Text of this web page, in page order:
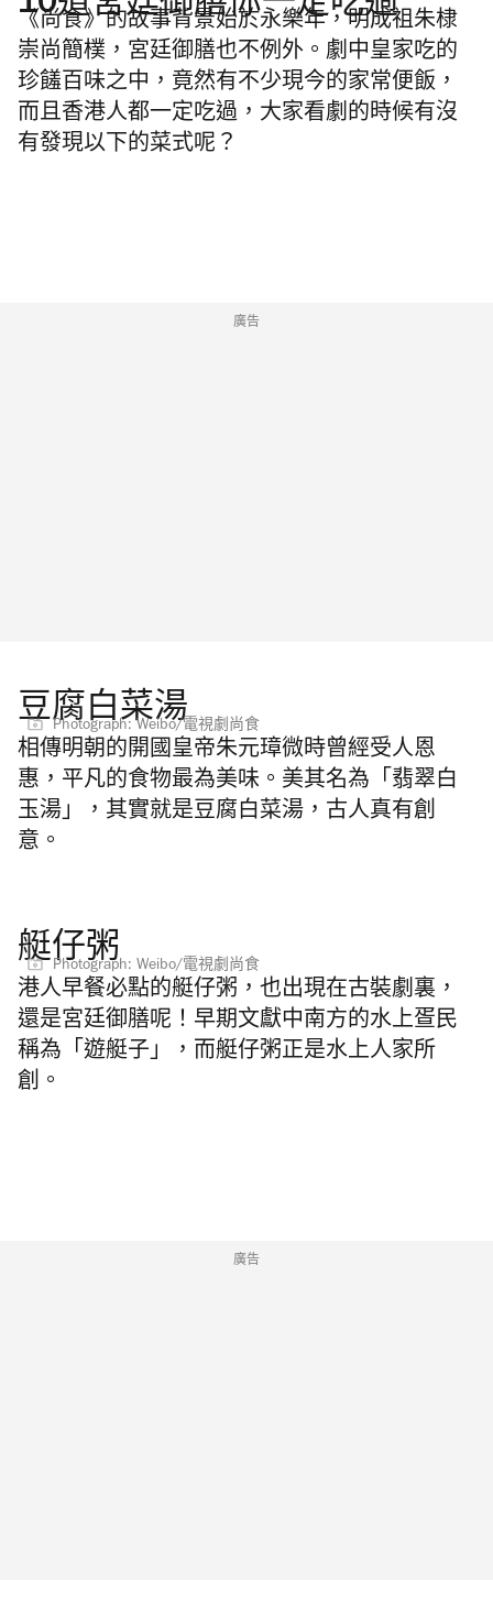
《尚食》的故事背景始於永樂年，明成祖朱棣
崇尚簡樸，宮廷御膳也不例外。劇中皇家吃的
珍饈百味之中，竟然有不少現今的家常便飯，
而且香港人都一定吃過，大家看劇的時候有沒
有發現以下的菜式呢？
廣告
豆腐白菜湯
Photograph: Weibo/電視劇尚食
相傳明朝的開國皇帝朱元璋微時曾經受人恩
惠，平凡的食物最為美味。美其名為「翡翠白
玉湯」，其實就是豆腐白菜湯，古人真有創
意。
艇仔粥
Photograph: Weibo/電視劇尚食
港人早餐必點的艇仔粥，也出現在古裝劇裏，
還是宮廷御膳呢！早期文獻中南方的水上疍民
稱為「遊艇子」，而艇仔粥正是水上人家所
創。
廣告